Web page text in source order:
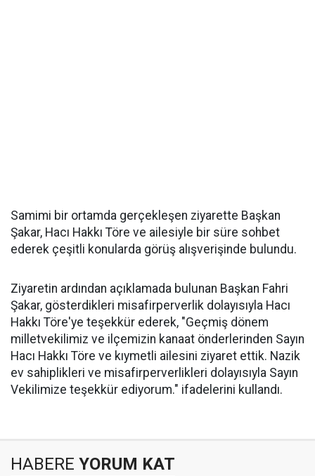
Samimi bir ortamda gerçekleşen ziyarette Başkan
Şakar, Hacı Hakkı Töre ve ailesiyle bir süre sohbet
ederek çeşitli konularda görüş alışverişinde bulundu.
Ziyaretin ardından açıklamada bulunan Başkan Fahri
Şakar, gösterdikleri misafirperverlik dolayısıyla Hacı
Hakkı Töre'ye teşekkür ederek, "Geçmiş dönem
milletvekilimiz ve ilçemizin kanaat önderlerinden Sayın
Hacı Hakkı Töre ve kıymetli ailesini ziyaret ettik. Nazik
ev sahiplikleri ve misafirperverlikleri dolayısıyla Sayın
Vekilimize teşekkür ediyorum." ifadelerini kullandı.
HABERE YORUM KAT